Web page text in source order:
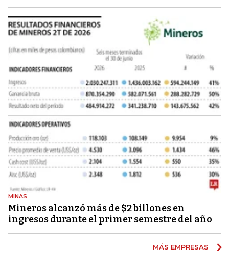
MINAS
Mineros alcanzó más de $2 billones en
ingresos durante el primer semestre del año
MÁS EMPRESAS